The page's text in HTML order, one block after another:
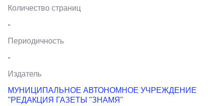
Количество страниц
-
Периодичность
-
Издатель
МУНИЦИПАЛЬНОЕ АВТОНОМНОЕ УЧРЕЖДЕНИЕ
"РЕДАКЦИЯ ГАЗЕТЫ "ЗНАМЯ"